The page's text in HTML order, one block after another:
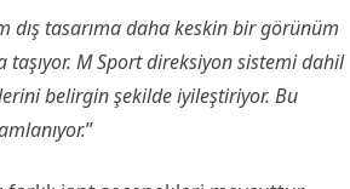
dış tasarıma daha keskin bir görünüm
taşıyor. M Sport direksiyon sistemi dahil
belirgin şekilde iyileştiriyor. Bu
”